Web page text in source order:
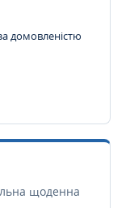
домовленістю
щоденна